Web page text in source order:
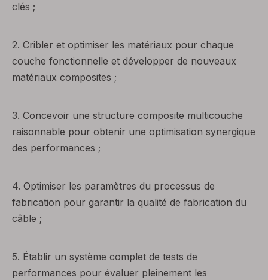
clés ;
2. Cribler et optimiser les matériaux pour chaque
couche fonctionnelle et développer de nouveaux
matériaux composites ;
3. Concevoir une structure composite multicouche
raisonnable pour obtenir une optimisation synergique
des performances ;
4. Optimiser les paramètres du processus de
fabrication pour garantir la qualité de fabrication du
câble ;
5. Établir un système complet de tests de
performances pour évaluer pleinement les